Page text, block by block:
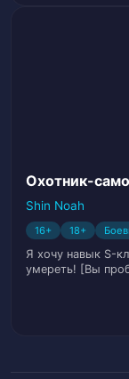
Глава
Глава
Глава
38 Глава
39 Глава
40 Глава
Глава
Охотник-
Shin Noah
16+ 18+
Я хочу навык S-
умереть! [Вы